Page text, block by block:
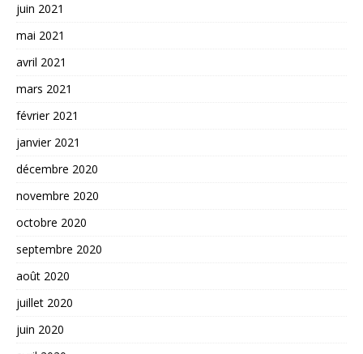
juin 2021
mai 2021
avril 2021
mars 2021
février 2021
janvier 2021
décembre 2020
novembre 2020
octobre 2020
septembre 2020
août 2020
juillet 2020
juin 2020